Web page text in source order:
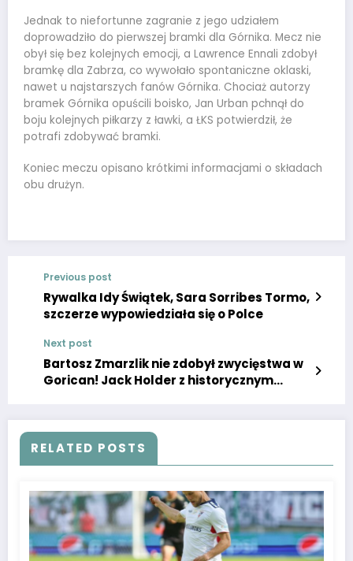
Jednak to niefortunne zagranie z jego udziałem
doprowadziło do pierwszej bramki dla Górnika. Mecz nie
obył się bez kolejnych emocji, a Lawrence Ennali zdobył
bramkę dla Zabrza, co wywołało spontaniczne oklaski,
nawet u najstarszych fanów Górnika. Chociaż autorzy
bramek Górnika opuścili boisko, Jan Urban pchnął do
boju kolejnych piłkarzy z ławki, a ŁKS potwierdził, że
potrafi zdobywać bramki.
Koniec meczu opisano krótkimi informacjami o składach
obu drużyn.
Previous post
Rywalka Idy Świątek, Sara Sorribes Tormo,
szczerze wypowiedziała się o Polce
Next post
Bartosz Zmarzlik nie zdobył zwycięstwa w
Gorican! Jack Holder z historycznym
RELATED POSTS